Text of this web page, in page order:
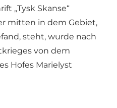
„Tysk Skanse“
mitten in dem Gebiet,
steht, wurde nach
von dem
Hofes Marielyst